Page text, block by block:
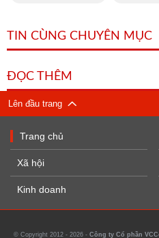
TIN CÙNG CHUYÊN MỤC
ĐỌC THÊM
Lên đầu trang
Trang chủ
Xã hội
Kinh doanh
© Copyright 2012 - 2026 - Công ty Cổ phần